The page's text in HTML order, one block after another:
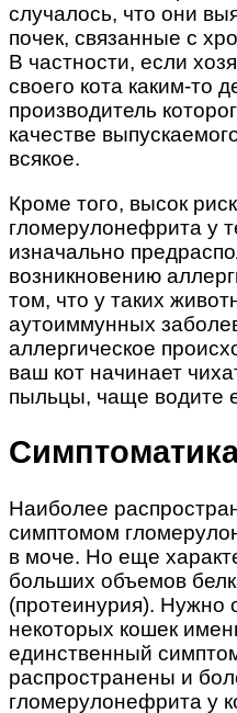
случалось, что они
почек, связанные с
В частности, если
своего кота каким-то
производитель
качестве
всякое.
Кроме того, высок
гломерулонефрита у
изначально
возникновению
том, что у таких
аутоиммунных
аллергическое
ваш кот начинает
пыльцы, чаще водите
Наиболее
симптомом
в моче. Но еще
больших объемов
(протеинурия). Нужно
некоторых кошек
единственный
распространены и
гломерулонефрита у